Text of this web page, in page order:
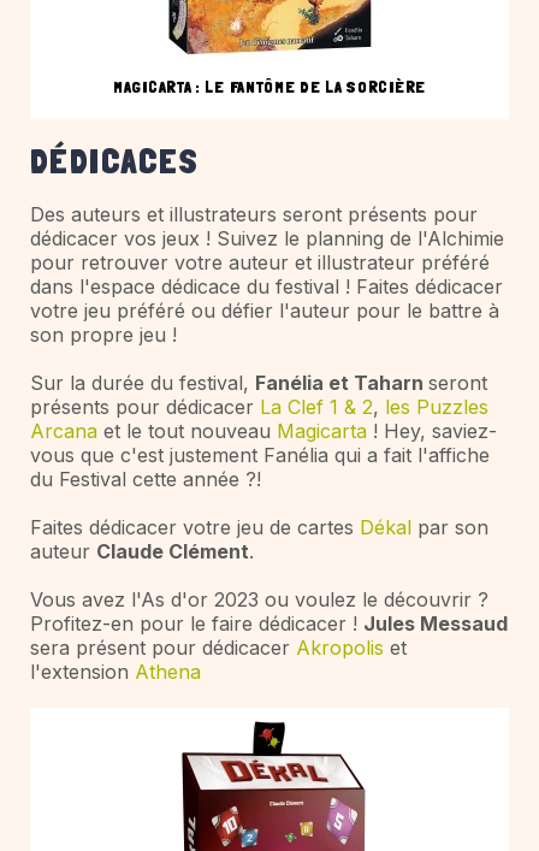
MAGICARTA : LE FANTÔME DE LA SORCIÈRE
DÉDICACES
Des auteurs et illustrateurs seront présents pour
dédicacer vos jeux ! Suivez le planning de l'Alchimie
pour retrouver votre auteur et illustrateur préféré
dans l'espace dédicace du festival ! Faites dédicacer
votre jeu préféré ou défier l'auteur pour le battre à
son propre jeu !
Sur la durée du festival, Fanélia et Taharn seront
présents pour dédicacer La Clef 1 & 2, les Puzzles
Arcana et le tout nouveau Magicarta ! Hey, saviez-
vous que c'est justement Fanélia qui a fait l'affiche
du Festival cette année ?!
Faites dédicacer votre jeu de cartes Dékal par son
auteur Claude Clément.
Vous avez l'As d'or 2023 ou voulez le découvrir ?
Profitez-en pour le faire dédicacer ! Jules Messaud
sera présent pour dédicacer Akropolis et
l'extension Athena